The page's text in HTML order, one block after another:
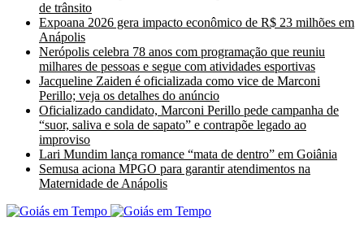
de trânsito
Expoana 2026 gera impacto econômico de R$ 23 milhões em
Anápolis
Nerópolis celebra 78 anos com programação que reuniu
milhares de pessoas e segue com atividades esportivas
Jacqueline Zaiden é oficializada como vice de Marconi
Perillo; veja os detalhes do anúncio
Oficializado candidato, Marconi Perillo pede campanha de
“suor, saliva e sola de sapato” e contrapõe legado ao
improviso
Lari Mundim lança romance “mata de dentro” em Goiânia
Semusa aciona MPGO para garantir atendimentos na
Maternidade de Anápolis